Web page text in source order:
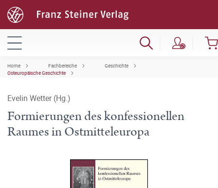
Home Fachbereiche
Geschichte
Osteuropäische Geschichte
Evelin Wetter (Hg.)
Formierungen des konfessionellen
Raumes in Ostmitteleuropa